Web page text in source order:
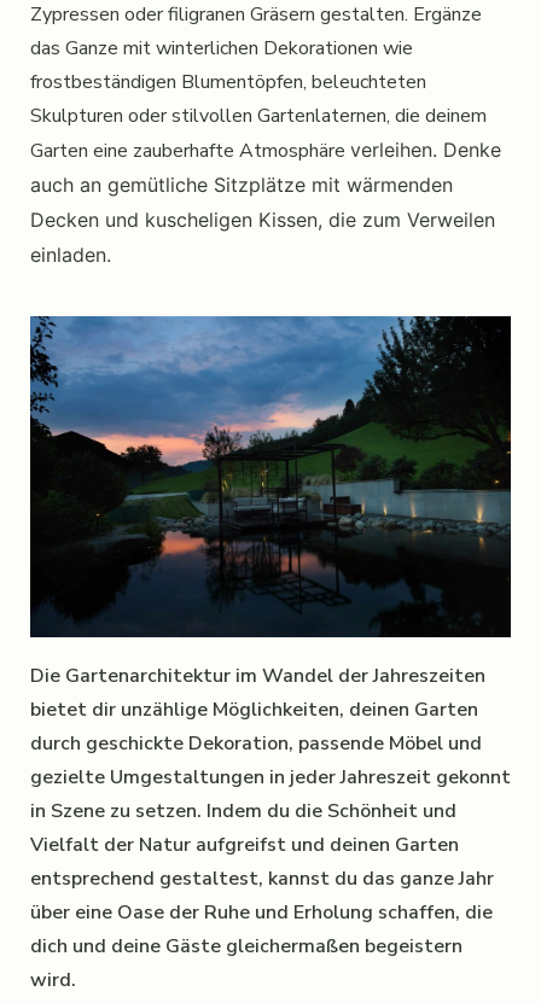
Zypressen oder filigranen Gräsern gestalten. Ergänze
das Ganze mit winterlichen Dekorationen wie
frostbeständigen Blumentöpfen, beleuchteten
Skulpturen oder stilvollen Gartenlaternen, die deinem
Garten eine zauberhafte Atmosphäre verleihen. Denke
auch an gemütliche Sitzplätze mit wärmenden
Decken und kuscheligen Kissen, die zum Verweilen
einladen.
Die Gartenarchitektur im Wandel der Jahreszeiten
bietet dir unzählige Möglichkeiten, deinen Garten
durch geschickte Dekoration, passende Möbel und
gezielte Umgestaltungen in jeder Jahreszeit gekonnt
in Szene zu setzen. Indem du die Schönheit und
Vielfalt der Natur aufgreifst und deinen Garten
entsprechend gestaltest, kannst du das ganze Jahr
über eine Oase der Ruhe und Erholung schaffen, die
dich und deine Gäste gleichermaßen begeistern
wird.